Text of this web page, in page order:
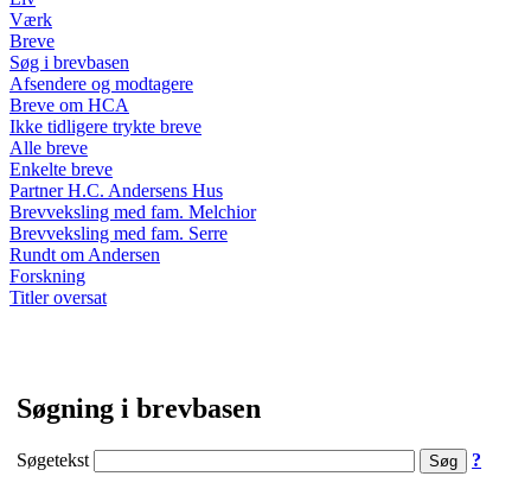
Værk
Breve
Søg i brevbasen
Afsendere og modtagere
Breve om HCA
Ikke tidligere trykte breve
Alle breve
Enkelte breve
Partner H.C. Andersens Hus
Brevveksling med fam. Melchior
Brevveksling med fam. Serre
Rundt om Andersen
Forskning
Titler oversat
Søgning i brevbasen
Søgetekst ?